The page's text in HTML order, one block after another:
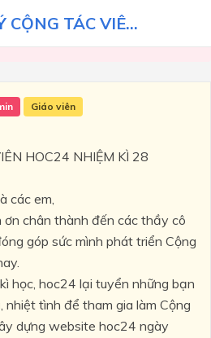
CỘNG TÁC VIÊ...
hỏi bài
Giáo viên
HOC24 NHIỆM KÌ 28
các em,
ơn chân thành đến các thầy cô
góp sức mình phát triển Cộng
học, hoc24 lại tuyển những bạn
nhiệt tình để tham gia làm Cộng
dựng website hoc24 ngày